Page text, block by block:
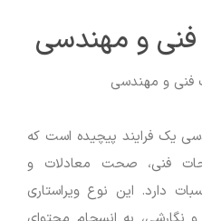
فنی و مهندسی
یک فرایند پیچیده است که
فنی، صحت معادلات و
دارد. این نوع ویراستاری